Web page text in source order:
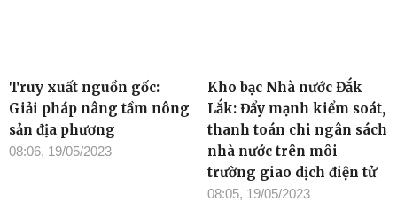
Truy xuất nguồn gốc:
Giải pháp nâng tầm nông
sản địa phương
08:06, 19/05/2023
Kho bạc Nhà nước Đắk
Lắk: Đẩy mạnh kiểm soát,
thanh toán chi ngân sách
nhà nước trên môi
trường giao dịch điện tử
08:05, 19/05/2023